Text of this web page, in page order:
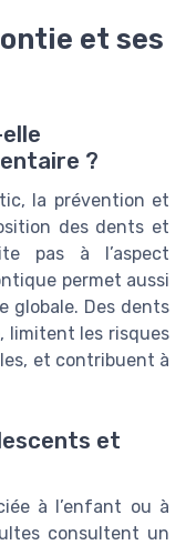
et ses
?
la prévention et
des dents et
pas à l’aspect
permet aussi
globale. Des dents
limitent les risques
et contribuent à
et
à l’enfant ou à
consultent un